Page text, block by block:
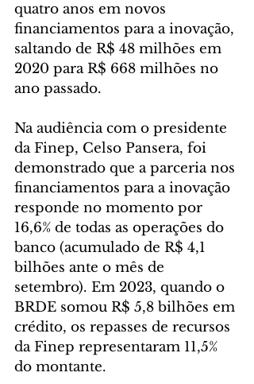
quatro anos em novos
financiamentos para a inovação,
saltando de R$ 48 milhões em
2020 para R$ 668 milhões no
ano passado.
Na audiência com o presidente
da Finep, Celso Pansera, foi
demonstrado que a parceria nos
financiamentos para a inovação
responde no momento por
16,6% de todas as operações do
banco (acumulado de R$ 4,1
bilhões ante o mês de
setembro). Em 2023, quando o
BRDE somou R$ 5,8 bilhões em
crédito, os repasses de recursos
da Finep representaram 11,5%
do montante.